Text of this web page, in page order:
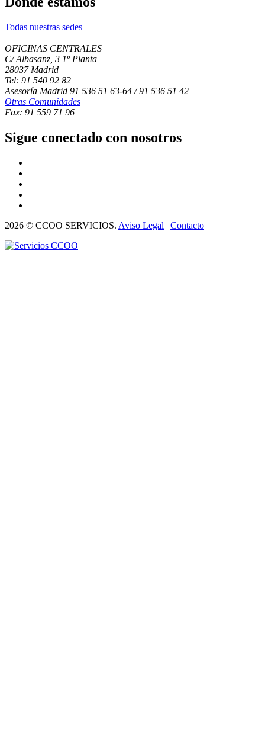
Todas nuestras sedes
OFICINAS CENTRALES
C/ Albasanz, 3 1º Planta
28037 Madrid
Tel: 91 540 92 82
Asesoría Madrid 91 536 51 63-64 / 91 536 51 42
Otras Comunidades
Fax: 91 559 71 96
Sigue conectado con nosotros
2026 © CCOO SERVICIOS. Aviso Legal | Contacto